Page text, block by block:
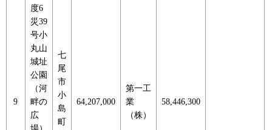
9
度6
災39
号小
丸山
城址
公園
（河
畔の
広
七
尾
市
小
島
町
64,207,000
第一工
業
（株）
58,446,300